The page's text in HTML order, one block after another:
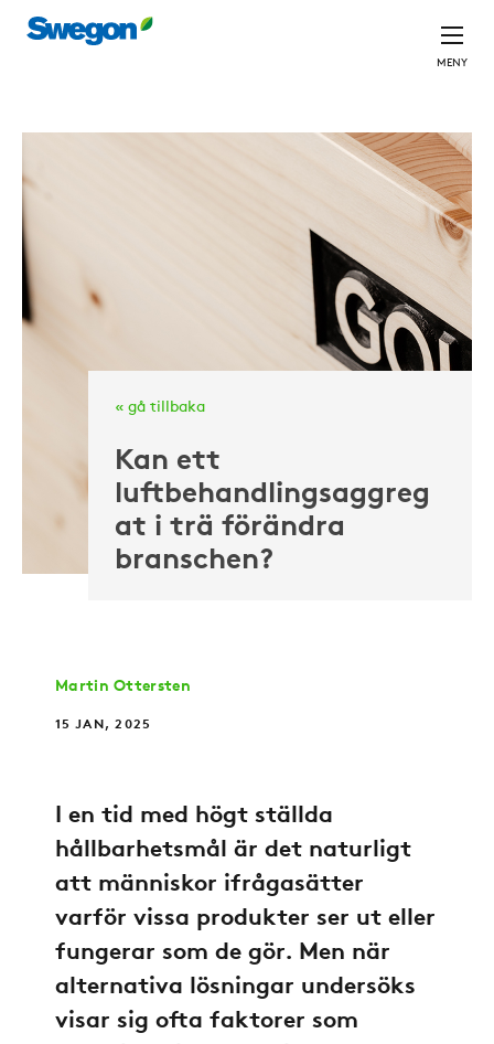
MENY
« gå tillbaka
Kan ett
luftbehandlingsaggreg
at i trä förändra
branschen?
Martin Ottersten
15 JAN, 2025
I en tid med högt ställda
hållbarhetsmål är det naturligt
att människor ifrågasätter
varför vissa produkter ser ut eller
fungerar som de gör. Men när
alternativa lösningar undersöks
visar sig ofta faktorer som